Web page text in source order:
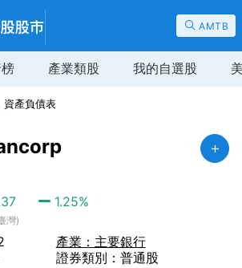
AMTB
產業類股 我的自選股
資產負債表
1.25%
灣)
產業：主要銀行
證券類別：普通股